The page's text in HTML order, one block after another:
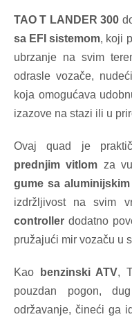
TAO T LANDER 300
sa EFI sistemom, koji
ubrzanje na svim
odrasle vozače,
koja omogućava
izazove na stazi ili u
Ovaj quad je
prednjim vitlom za
gume sa
izdržljivost na svim
controller dodatno
pružajući mir vozaču u
Kao benzinski ATV,
pouzdan pogon,
održavanje, čineći ga